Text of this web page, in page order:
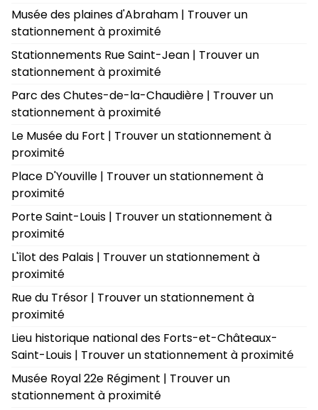
Musée des plaines d'Abraham | Trouver un
stationnement à proximité
Stationnements Rue Saint-Jean | Trouver un
stationnement à proximité
Parc des Chutes-de-la-Chaudière | Trouver un
stationnement à proximité
Le Musée du Fort | Trouver un stationnement à
proximité
Place D'Youville | Trouver un stationnement à
proximité
Porte Saint-Louis | Trouver un stationnement à
proximité
L'îlot des Palais | Trouver un stationnement à
proximité
Rue du Trésor | Trouver un stationnement à
proximité
Lieu historique national des Forts-et-Châteaux-
Saint-Louis | Trouver un stationnement à proximité
Musée Royal 22e Régiment | Trouver un
stationnement à proximité